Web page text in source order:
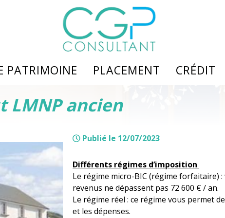
PATRIMOINE
services
PLACEMENT
Assurance vie
SCPI
Produits structurés
CRÉDIT
LMNP ancien
Publié le 12/07/2023
Différents régimes d’imposition
Le régime micro-BIC (régime forfaitaire) :
revenus ne dépassent pas 72 600 € / an.
Le régime réel : ce régime vous permet
et les dépenses.